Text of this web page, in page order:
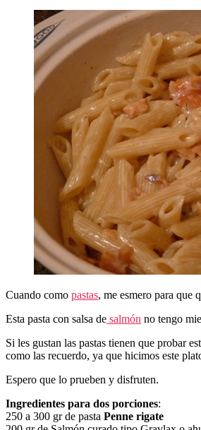
Cuando como pastas, me esmero para que
Esta pasta con salsa de salmón no tengo
Si les gustan las pastas tienen que probar
como las recuerdo, ya que hicimos este
Espero que lo prueben y disfruten.
Ingredientes para dos porciones:
250 a 300 gr de pasta Penne rigate